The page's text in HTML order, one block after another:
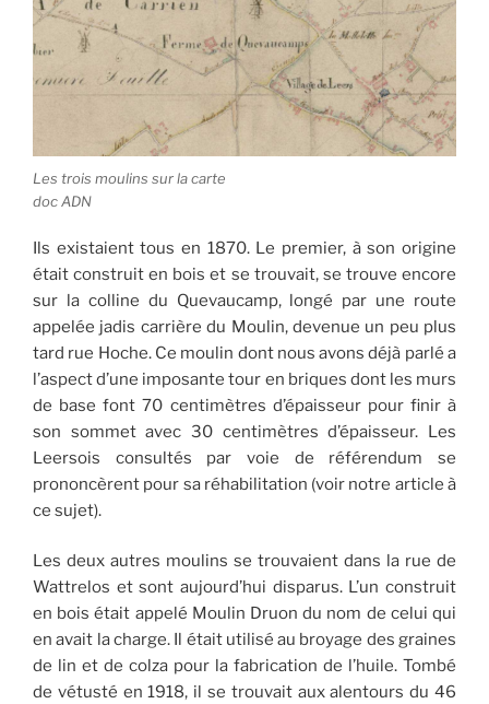
Les trois moulins sur la carte
doc ADN
Ils existaient tous en 1870. Le premier, à son origine
était construit en bois et se trouvait, se trouve encore
sur la colline du Quevaucamp, longé par une route
appelée jadis carrière du Moulin, devenue un peu plus
tard rue Hoche. Ce moulin dont nous avons déjà parlé a
l’aspect d’une imposante tour en briques dont les murs
de base font 70 centimètres d’épaisseur pour finir à
son sommet avec 30 centimètres d’épaisseur. Les
Leersois consultés par voie de référendum se
prononcèrent pour sa réhabilitation (voir notre article à
ce sujet).
Les deux autres moulins se trouvaient dans la rue de
Wattrelos et sont aujourd’hui disparus. L’un construit
en bois était appelé Moulin Druon du nom de celui qui
en avait la charge. Il était utilisé au broyage des graines
de lin et de colza pour la fabrication de l’huile. Tombé
de vétusté en 1918, il se trouvait aux alentours du 46